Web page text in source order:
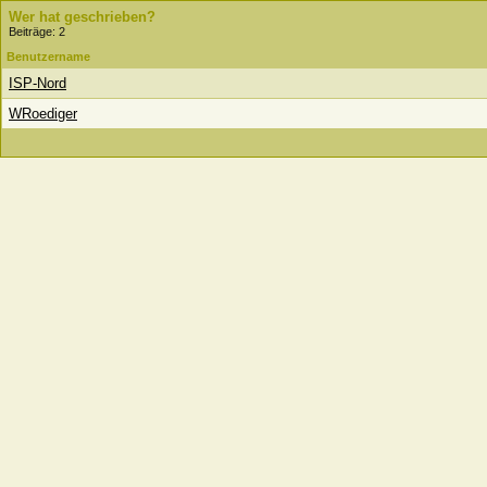
Wer hat geschrieben?
Beiträge: 2
Benutzername
ISP-Nord
WRoediger